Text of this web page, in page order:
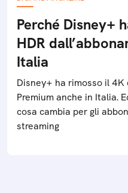
Perché Disney+
HDR
Italia
Disney+ ha rimosso il 4K
Premium anche in Italia.
cosa cambia per gli
streaming